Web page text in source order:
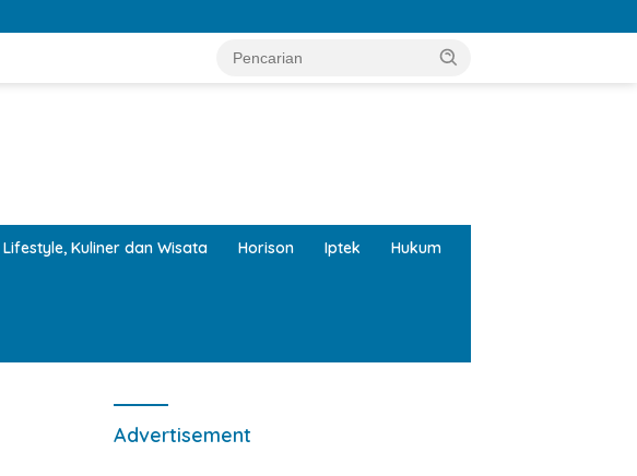
Lifestyle, Kuliner dan Wisata Horison Iptek Hukum
Advertisement